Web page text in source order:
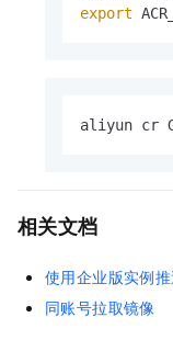
export
aliyun cr
相关文档
使用企业版实例
同账号拉取镜像